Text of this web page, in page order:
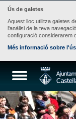
Ús de galetes
Aquest lloc utilitza galetes
l'anàlisi de la teva
configuració considerarem
Més informació sobre